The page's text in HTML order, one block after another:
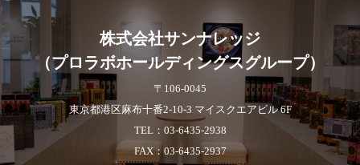
株式会社サンナレッジ
（プロラボホールディングスグループ）
〒106-0045
東京都港区麻布十番2-10-3 マイスクエアビル 6F
TEL：03-6435-2938
FAX：03-6435-2937